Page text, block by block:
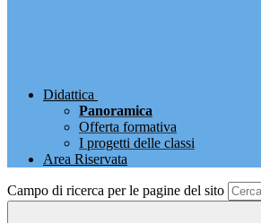
Didattica
Panoramica
Offerta formativa
I progetti delle classi
Area Riservata
Campo di ricerca per le pagine del sito